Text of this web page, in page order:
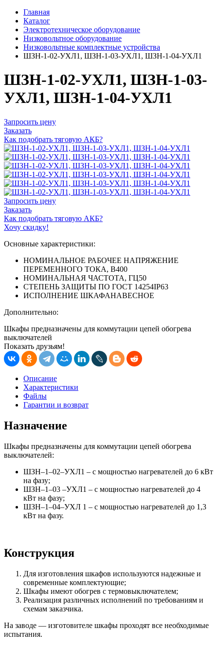
Главная
Каталог
Электротехническое оборудование
Низковольтное оборудование
Низковольтные комплектные устройства
ШЗН-1-02-УХЛ1, ШЗН-1-03-УХЛ1, ШЗН-1-04-УХЛ1
ШЗН-1-02-УХЛ1, ШЗН-1-03-
УХЛ1, ШЗН-1-04-УХЛ1
Запросить цену
Заказать
Как подобрать тяговую АКБ?
Запросить цену
Заказать
Как подобрать тяговую АКБ?
Хочу скидку!
Основные характеристики:
НОМИНАЛЬНОЕ РАБОЧЕЕ НАПРЯЖЕНИЕ
ПЕРЕМЕННОГО ТОКА, В400
НОМИНАЛЬНАЯ ЧАСТОТА, ГЦ50
СТЕПЕНЬ ЗАЩИТЫ ПО ГОСТ 14254IP63
ИСПОЛНЕНИЕ ШКАФАНАВЕСНОЕ
Дополнительно:
Шкафы предназначены для коммутации цепей обогрева
выключателей
Показать друзьям!
Описание
Характеристики
Файлы
Гарантии и возврат
Назначение
Шкафы предназначены для коммутации цепей обогрева
выключателей:
ШЗН–1–02–УХЛ1 – с мощностью нагревателей до 6 кВт
на фазу;
ШЗН–1–03 –УХЛ1 – с мощностью нагревателей до 4
кВт на фазу;
ШЗН–1–04–УХЛ 1 – с мощностью нагревателей до 1,3
кВт на фазу.
Конструкция
Для изготовления шкафов используются надежные и
современные комплектующие;
Шкафы имеют обогрев с термовыключателем;
Реализация различных исполнений по требованиям и
схемам заказчика.
На заводе — изготовителе шкафы проходят все необходимые
испытания.